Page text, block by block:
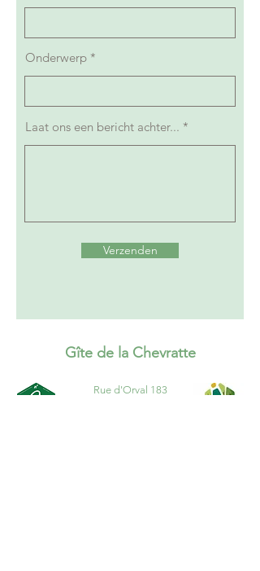
Onderwerp
Laat ons een bericht achter...
Verzenden
Gîte de la Chevratte
Rue d'Orval 183